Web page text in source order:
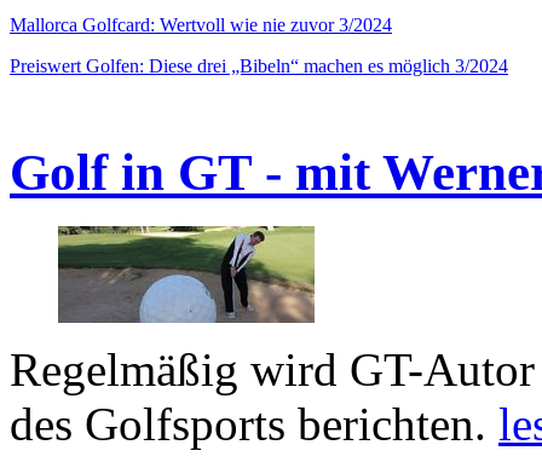
Mallorca Golfcard: Wertvoll wie nie zuvor 3/2024
Preiswert Golfen: Diese drei „Bibeln“ machen es möglich 3/2024
Golf in GT - mit
Regelmäßig wird GT-
des Golfsports berichten.